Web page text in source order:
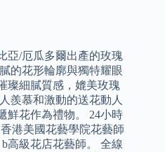
亞/厄瓜多爾出產的玫瑰
的花形輪廓與獨特耀眼
璨細膩質感，媲美玫瑰
羨慕和激動的送花動人
鮮花作為禮物。 24小時
港美國花藝學院花藝師
高級花店花藝師。 全線